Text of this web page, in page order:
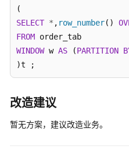
据
库
评
象
移
SELECT * , row_number()
FROM
WINDOW w AS (PARTITION
)t ;
改造建议
暂无方案，建议改造业务。